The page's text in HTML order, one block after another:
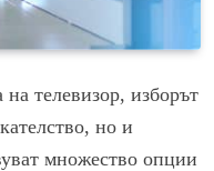
на телевизор, изборът
но и
множество опции